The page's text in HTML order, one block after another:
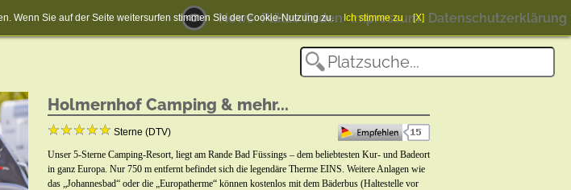
News Plätze finden Impressum Datenschutzerklärung
Holmernhof Camping & mehr...
Sterne (DTV)
Unser 5-Sterne Camping-Resort, liegt am Rande Bad Füssings – dem beliebtesten Kur- und Badeort
in ganz Europa. Nur 750 m entfernt befindet sich die legendäre Therme EINS. Weitere Anlagen wie
das „Johannesbad“ oder die „Europatherme“ können kostenlos mit dem Bäderbus (Haltestelle vor
Wenn Sie auf der Seite weitersurfen stimmen Sie der Cookie-Nutzung zu. Ich stimme zu [X]